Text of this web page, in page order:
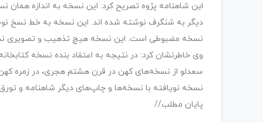
این شاهنامه پژوه تصریح کرد: این نسخه به اندازه
دیگر به شنگرف نوشته شده اند. این نسخه به خط نسخ
نسخه مضبوطی است. این نسخه هيچ تذهیب و تصویری
وی خاطرنشان کرد: در نتیجه به اعتقاد بنده نسخه
سعدلو از نسخه‌های کهن در قرن هشتم هجری،‌ در زمره
نسخه نویافته با نسخه‌ها و چاپ‌های دیگر شاهنامه و
پایان مطلب//